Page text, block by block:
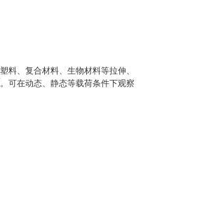
料、复合材料、生物材料等拉伸、
可在动态、静态等载荷条件下观察